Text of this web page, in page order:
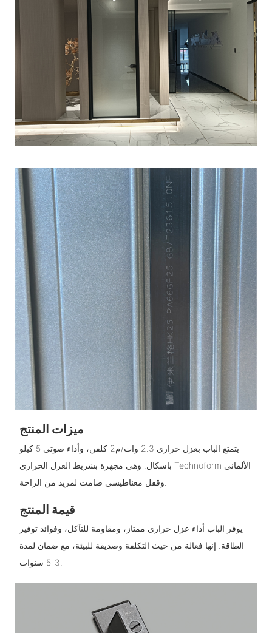
ميزات المنتج
يتمتع الباب بعزل حراري 2.3 وات/م2 كلفن، وأداء صوتي 5 كيلو
باسكال. وهي مجهزة بشريط العزل الحراري Technoform الألماني
قيمة المنتج
يوفر الباب أداء عزل حراري ممتاز، ومقاومة للتآكل، وفوائد توفير
الطاقة. إنها فعالة من حيث التكلفة وصديقة للبيئة، مع ضمان لمدة